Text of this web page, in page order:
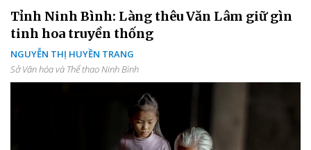
Tỉnh Ninh Bình: Làng thêu Văn Lâm giữ gìn
tinh hoa truyền thống
NGUYỄN THỊ HUYỀN TRANG
Sở Văn hóa và Thể thao Ninh Bình